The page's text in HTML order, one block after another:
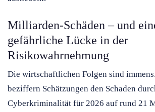
Milliarden-Schäden – und
gefährliche Lücke in der
Risikowahrnehmung
Die wirtschaftlichen Folgen sind
beziffern Schätzungen den Schaden
Cyberkriminalität für 2026 auf rund 21